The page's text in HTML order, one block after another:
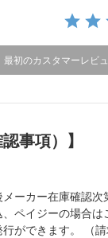
最初のカスタマーレビ
事項）】
ーカー在庫確認
ペイジーの場合は
ができます。 （